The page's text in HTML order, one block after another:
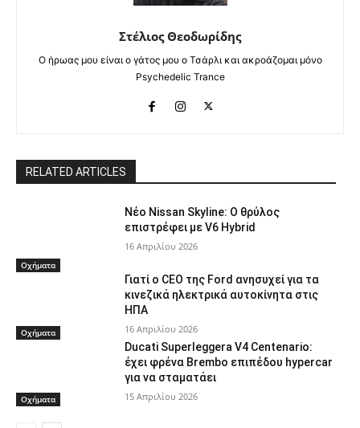
Στέλιος Θεοδωρίδης
Ο ήρωας μου είναι ο γάτος μου ο Τσάρλι και ακροάζομαι μόνο
Psychedelic Trance
RELATED ARTICLES
Οχήματα
Νέο Nissan Skyline: Ο θρύλος
επιστρέφει με V6 Hybrid
16 Απριλίου 2026
Οχήματα
Γιατί ο CEO της Ford ανησυχεί για τα
κινεζικά ηλεκτρικά αυτοκίνητα στις
ΗΠΑ
16 Απριλίου 2026
Οχήματα
Ducati Superleggera V4 Centenario:
έχει φρένα Brembo επιπέδου hypercar
για να σταματάει
15 Απριλίου 2026